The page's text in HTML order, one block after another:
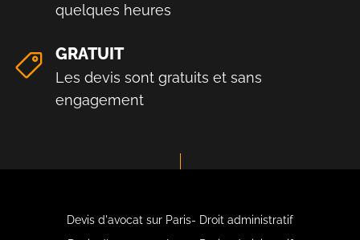
quelques heures
GRATUIT
Les devis sont gratuits et sans
engagement
Devis d'avocat sur Paris- Droit administratif